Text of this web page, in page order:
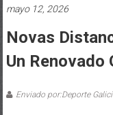
mayo 12, 2026
Novas
Un Renovado
Enviado por:Deporte